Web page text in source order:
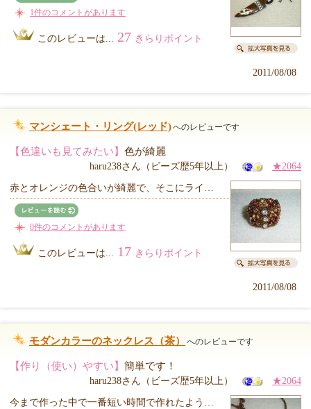
1件のコメントがあります
このレビューは... 27 きらりポイント
2011/08/08
マンシェート・リング(レッド)へのレビューです
【色違いも見てみたい】 色が綺麗
haru238さん（ビーズ歴5年以上） ★2064
赤とオレンジの色合いが綺麗で、そこにライ…
0件のコメントがあります
このレビューは... 17 きらりポイント
2011/08/08
モダンカラーのネックレス（茶） へのレビューです
【作り（使い）やすい】 簡単です！
haru238さん（ビーズ歴5年以上） ★2064
今まで作った中で一番短い時間で作れたよう…